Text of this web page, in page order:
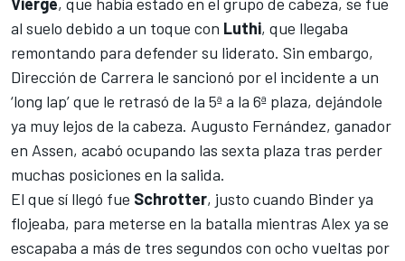
al suelo debido a un toque con Luthi, que llegaba
remontando para defender su liderato. Sin embargo,
Dirección de Carrera le sancionó por el incidente a un
‘long lap’ que le retrasó de la 5ª a la 6ª plaza, dejándole
ya muy lejos de la cabeza. Augusto Fernández, ganador
en Assen, acabó ocupando las sexta plaza tras perder
muchas posiciones en la salida.
El que sí llegó fue Schrotter, justo cuando Binder ya
flojeaba, para meterse en la batalla mientras Alex ya se
escapaba a más de tres segundos con ocho vueltas por